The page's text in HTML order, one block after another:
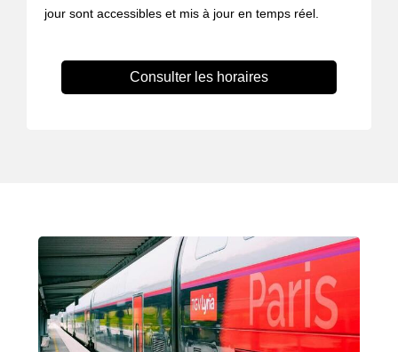
jour sont accessibles et mis à jour en temps réel.
Consulter les horaires